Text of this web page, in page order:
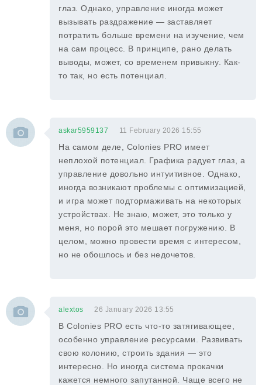
глаз. Однако, управление иногда может
вызывать раздражение — заставляет
потратить больше времени на изучение, чем
на сам процесс. В принципе, рано делать
выводы, может, со временем привыкну. Как-
то так, но есть потенциал.
askar5959137 11 February 2026 15:55
На самом деле, Colonies PRO имеет
неплохой потенциал. Графика радует глаз, а
управление довольно интуитивное. Однако,
иногда возникают проблемы с оптимизацией,
и игра может подтормаживать на некоторых
устройствах. Не знаю, может, это только у
меня, но порой это мешает погружению. В
целом, можно провести время с интересом,
но не обошлось и без недочетов.
alextos 26 January 2026 13:55
В Colonies PRO есть что-то затягивающее,
особенно управление ресурсами. Развивать
свою колонию, строить здания — это
интересно. Но иногда система прокачки
кажется немного запутанной. Чаще всего не